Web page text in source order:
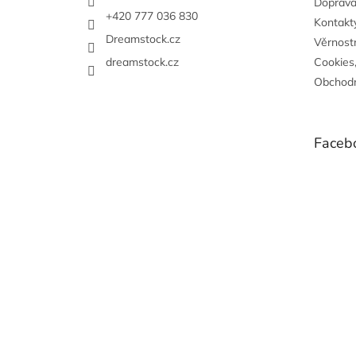
+420 777 036 830
Dreamstock.cz
dreamstock.cz